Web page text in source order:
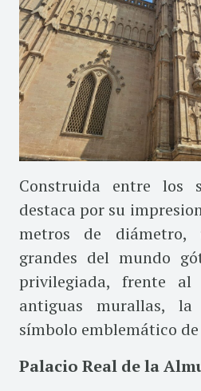
Construida entre los
destaca por su
metros de
grandes del mundo
privilegiada, frente
antiguas murallas,
símbolo emblemático
Palacio Real de la